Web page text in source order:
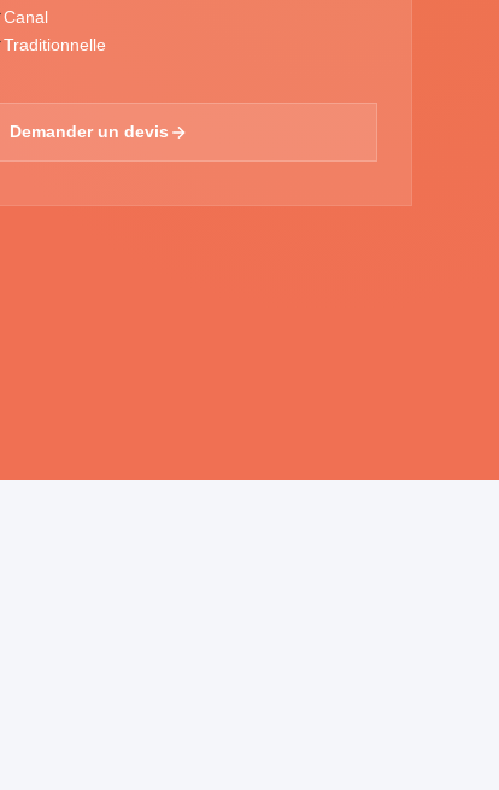
Canal
Traditionnelle
Demander un devis